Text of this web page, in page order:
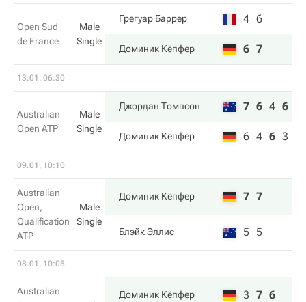
Open Sud
de France
Male
Single
Грегуар Баррер 4 6
Доминик Кёпфер 6 7
13.01, 06:30
Australian
Open ATP
Male
Single
Джордан Томпсон 7 6 4 6
Доминик Кёпфер 6 4 6 3
09.01, 10:10
Australian
Open,
Qualification
ATP
Male
Single
Доминик Кёпфер 7 7
Блэйк Эллис 5 5
08.01, 10:05
Australian
Доминик Кёпфер 3 7 6